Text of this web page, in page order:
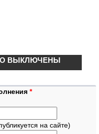
ВЫКЛЮЧЕНЫ
*
на сайте)